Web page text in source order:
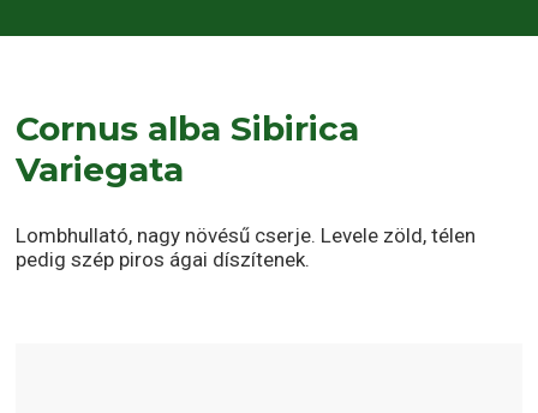
Cornus alba Sibirica
Variegata
Lombhullató, nagy növésű cserje. Levele zöld, télen
pedig szép piros ágai díszítenek.